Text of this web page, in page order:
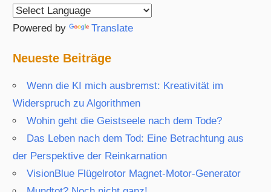
Powered by Translate
Neueste Beiträge
Wenn die KI mich ausbremst: Kreativität im
Widerspruch zu Algorithmen
Wohin geht die Geistseele nach dem Tode?
Das Leben nach dem Tod: Eine Betrachtung aus
der Perspektive der Reinkarnation
VisionBlue Flügelrotor Magnet-Motor-Generator